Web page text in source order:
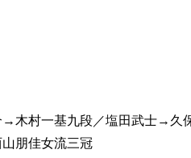
木村一基九段／塩田武士→久
朋佳女流三冠